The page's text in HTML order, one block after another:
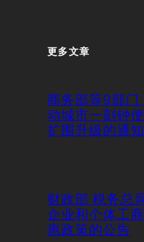
更多文章
商务部等9部门
动城市一刻钟
扩围升级的通知
财政部 税务总
企业和个体工
惠政策的公告